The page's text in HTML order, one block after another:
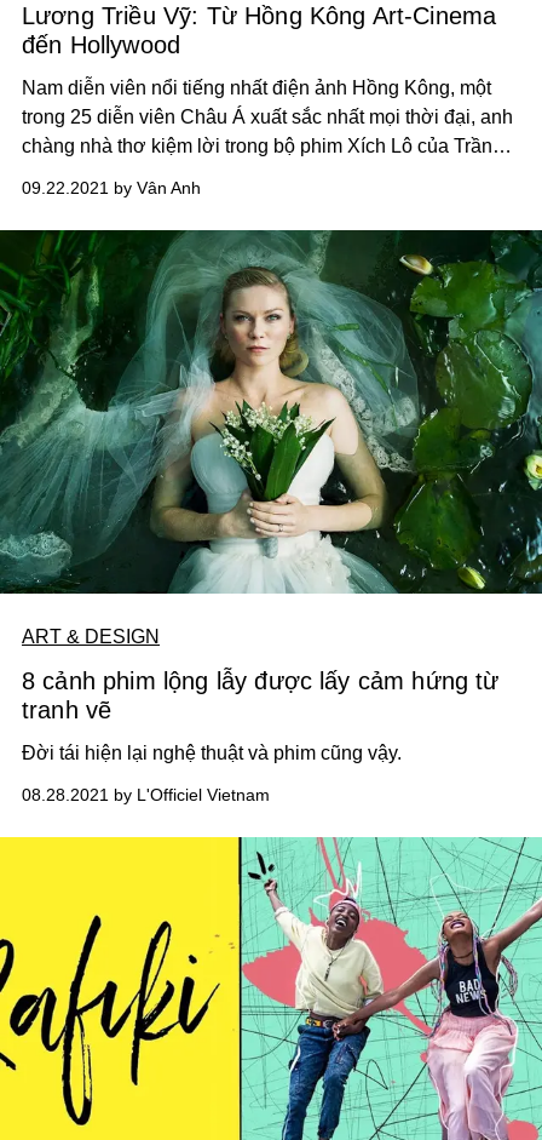
Lương Triều Vỹ: Từ Hồng Kông Art-Cinema
đến Hollywood
Nam diễn viên nổi tiếng nhất điện ảnh Hồng Kông, một
trong 25 diễn viên Châu Á xuất sắc nhất mọi thời đại, anh
chàng nhà thơ kiệm lời trong bộ phim Xích Lô của Trần
những danh xưng ấy, đều thuộc về Lương Triều Vỹ.
09.22.2021 by Vân Anh
ART & DESIGN
8 cảnh phim lộng lẫy được lấy cảm hứng từ
tranh vẽ
Đời tái hiện lại nghệ thuật và phim cũng vậy.
08.28.2021 by L'Officiel Vietnam